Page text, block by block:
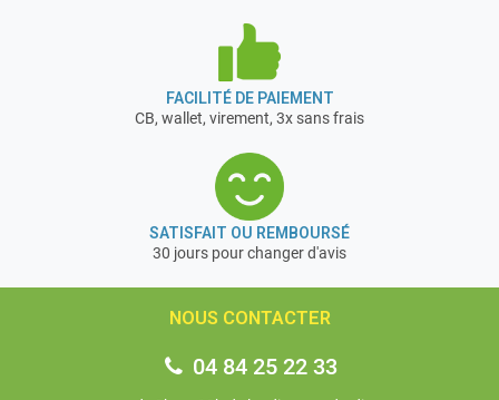
FACILITÉ DE PAIEMENT
CB, wallet, virement, 3x sans frais
SATISFAIT OU REMBOURSÉ
30 jours pour changer d'avis
NOUS CONTACTER
04 84 25 22 33